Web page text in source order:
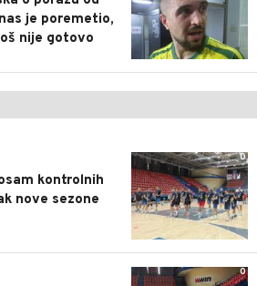
je poremetio,
nije gotovo
0
kontrolnih
nove sezone
0